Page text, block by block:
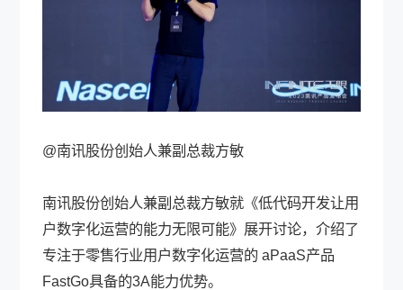
@南讯股份创始人兼副总裁方敏
南讯股份创始人兼副总裁方敏就《低代码开发让用
户数字化运营的能力无限可能》展开讨论，介绍了
专注于零售行业用户数字化运营的 aPaaS产品
FastGo具备的3A能力优势。